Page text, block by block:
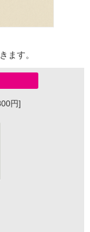
ます。
円]